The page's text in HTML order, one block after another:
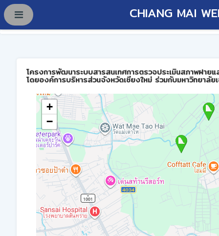
CHIANG MAI
โครงการพัฒนาระบบสารสนเทศการตรวจประเมินสภาพฝาย
โดยองค์การบริหารส่วนจังหวัดเชียงใหม่ ร่วมกับมหาวิทยาลัย
+
−